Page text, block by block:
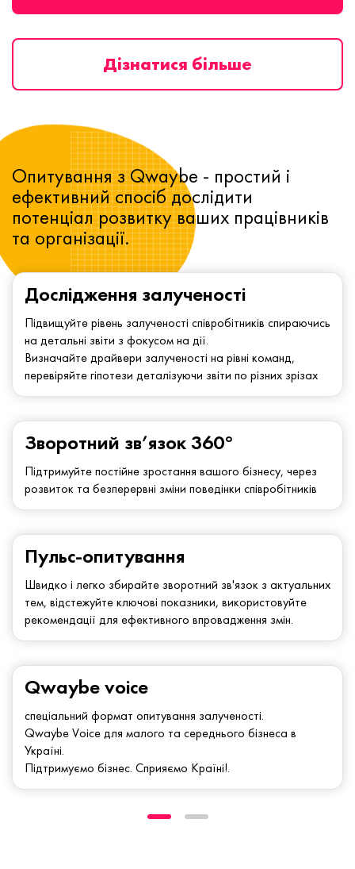
Дізнатися більше
Дослідження залученості
Підвищуйте рівень залученості співробітників спираючись
на детальні звіти з фокусом на дії.
Визначайте драйвери залученості на рівні команд,
перевіряйте гіпотези деталізуючи звіти по різних зрізах
Зворотний зв’язок 360°
Підтримуйте постійне зростання вашого бізнесу, через
розвиток та безперервні зміни поведінки співробітників
Опитування з Qwaybe - простий і
ефективний спосіб дослідити
потенціал розвитку ваших працівників
та організації.
Qwaybe voice
спеціальний формат опитування залученості.
Qwaybe Voice для малого та середнього бізнеса в
Україні.
Підтримуємо бізнес. Сприяємо Країні!.
Пульс-опитування
Швидко і легко збирайте зворотний зв'язок з актуальних
тем, відстежуйте ключові показники, використовуйте
рекомендації для ефективного впровадження змін.